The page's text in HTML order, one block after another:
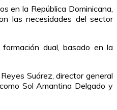
en la República Dominicana,
las necesidades del sector
dual, basado en la
Suárez, director general
Sol Amantina Delgado y